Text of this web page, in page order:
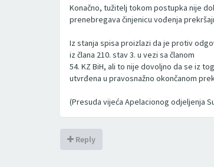
Konačno, tužitelj tokom postupka nije
prenebregava činjenicu vođenja
Iz stanja spisa proizlazi da je protiv
iz člana 210. stav 3. u vezi sa članom
54. KZ BiH, ali to nije dovoljno da se iz
utvrđena u pravosnažno okončanom
(Presuda vijeća Apelacionog odjeljenja
Reply